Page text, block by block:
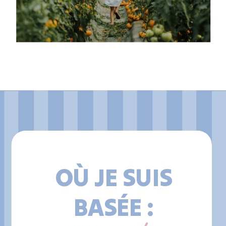
OÙ JE SUIS
BASÉE :